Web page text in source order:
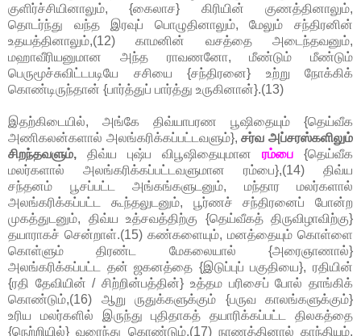
குளிர்ச்சியினாலும், {கைலாச} கிரியின் குணத்தினாலும்,
தொடர்ந்து வந்த இரவுப் பொழுதினாலும், மேலும் சந்திரனின்
உதயத்தினாலும்,(12) காமனின் வசத்தை அடைந்தவனும்,
மஹாவீரியனுமான அந்த ராவணனோ, மீண்டும் மீண்டும்
பெருமூச்சுவிட்டபடியே சசியை {சந்திரனை} உற்று நோக்கிக்
கொண்டிருந்தான் {பார்த்துப் பார்த்து உருகினான்}.(13)
இதற்கிடையில், அங்கே திவ்யாபரண பூஷிதையும் {தெய்வீக
அணிகலன்களால் அலங்கரிக்கப்பட்டவளும்},சர்வ அப்சரஸ்களிலும்
சிறந்தவளும், திவ்ய புஷ்ப விபூஷிதையுமான ரம்பை {தெய்வீக
மலர்களால் அலங்கரிக்கப்பட்டவளுமான ரம்பை},(14) திவ்ய
சந்தனம் பூசப்பட்ட அங்கங்களுடனும், மந்தார மலர்களால்
அலங்கரிக்கப்பட்ட கூந்தலுடனும், பூர்ணச் சந்திரனைப் போன்ற
முகத்துடனும், திவ்ய உத்சவத்திற்கு {தெய்வீகத் திருவிழாவிற்கு}
தயாராகச் சென்றாள்.(15) கண்களையும், மனத்தையும் கொள்ளை
கொள்ளும் திரண்ட மேகலையால் {அரைஞாணால்}
அலங்கரிக்கப்பட்ட தன் ஜகனத்தை {இடுப்புப் பகுதியை}, ரதியின்
{ரதி தேவியின் / சிற்றின்பத்தின்} உத்தம பரிசைப் போல் தாங்கிக்
கொண்டும்,(16) ஆறு ருதுக்களுக்கும் {பருவ காலங்களுக்கும்}
உரிய மலர்களில் இருந்து புதிதாகத் தயாரிக்கப்பட்ட திலகத்தை
{நெற்றியில்} வரைந்து கொண்டும்,(17) நாணத்தினால் காந்தியும்,